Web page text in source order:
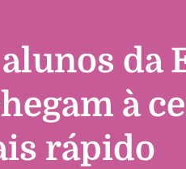
da
à
rápido